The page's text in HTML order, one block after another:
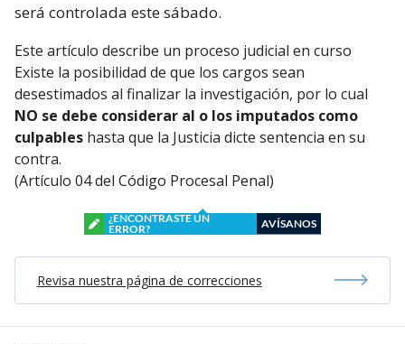
será controlada este sábado.
Este artículo describe un proceso judicial en curso
Existe la posibilidad de que los cargos sean
desestimados al finalizar la investigación, por lo cual
NO se debe considerar al o los imputados como
culpables hasta que la Justicia dicte sentencia en su
contra.
(Artículo 04 del Código Procesal Penal)
¿ENCONTRASTE UN
ERROR?
AVÍSANOS
Revisa nuestra página de correcciones